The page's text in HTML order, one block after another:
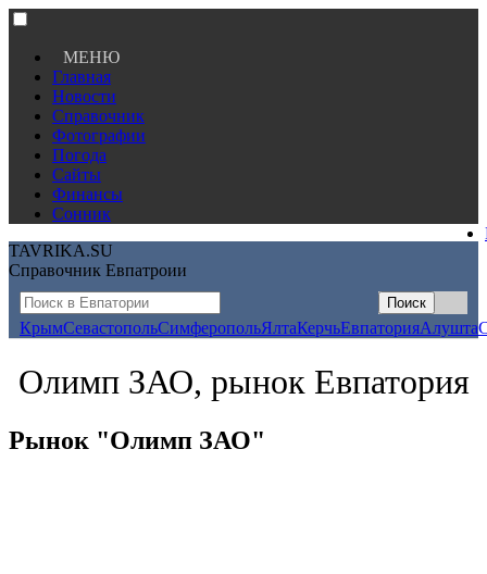
МЕНЮ
Главная
Новости
Справочник
Фотографии
Погода
Сайты
Финансы
Сонник
TAVRIKA.SU
Справочник Евпатроии
КрымСевастопольСимферопольЯлтаКерчьЕвпаторияАлушта
Олимп ЗАО, рынок Евпатория
Рынок "Олимп ЗАО"